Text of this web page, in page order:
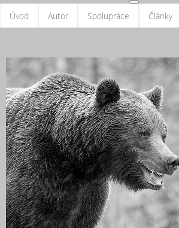
Úvod Autor Spolupráce Články